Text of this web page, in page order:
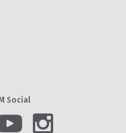
Social